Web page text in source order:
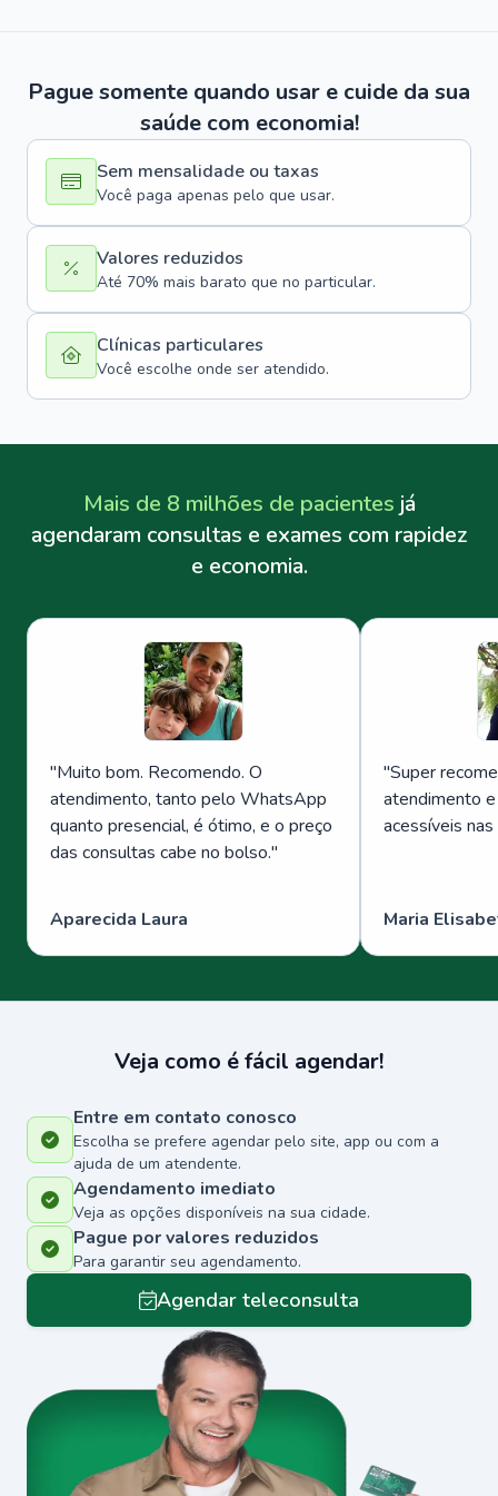
Pague somente quando usar e cuide da sua
saúde com economia!
Sem mensalidade ou taxas
Você paga apenas pelo que usar.
Valores reduzidos
Até 70% mais barato que no particular.
Clínicas particulares
Você escolhe onde ser atendido.
Mais de 8 milhões de pacientes já
agendaram consultas e exames com rapidez
e economia.
"Muito bom. Recomendo. O
atendimento, tanto pelo WhatsApp
quanto presencial, é ótimo, e o preço
das consultas cabe no bolso."
Aparecida Laura
"Super
atendimento
acessíveis
Maria
Veja como é fácil agendar!
Entre em contato conosco
Escolha se prefere agendar pelo site, app ou com a
ajuda de um atendente.
Agendamento imediato
Veja as opções disponíveis na sua cidade.
Pague por valores reduzidos
Para garantir seu agendamento.
Agendar teleconsulta